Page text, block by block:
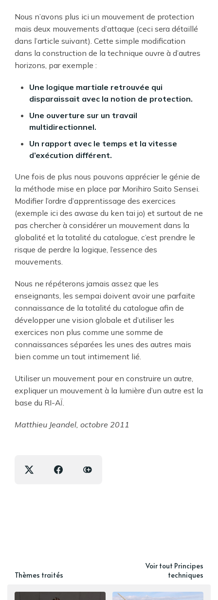
Nous n’avons plus ici un mouvement de protection
mais deux mouvements d’attaque (ceci sera détaillé
dans l’article suivant). Cette simple modification
dans la construction de la technique ouvre à d’autres
horizons, par exemple :
Une logique martiale retrouvée qui
disparaissait avec la notion de protection.
Une ouverture sur un travail
multidirectionnel.
Un rapport avec le temps et la vitesse
d’exécution différent.
Une fois de plus nous pouvons apprécier le génie de
la méthode mise en place par Morihiro Saito Sensei.
Modifier l’ordre d’apprentissage des exercices
(exemple ici des awase du ken tai jo) et surtout de ne
pas chercher à considérer un mouvement dans la
globalité et la totalité du catalogue, c’est prendre le
risque de perdre la logique, l’essence des
mouvements.
Nous ne répéterons jamais assez que les
enseignants, les sempai doivent avoir une parfaite
connaissance de la totalité du catalogue afin de
développer une vision globale et d’utiliser les
exercices non plus comme une somme de
connaissances séparées les unes des autres mais
bien comme un tout intimement lié.
Utiliser un mouvement pour en construire un autre,
expliquer un mouvement à la lumière d’un autre est la
base du RI-AÏ.
Matthieu Jeandel, octobre 2011
Thèmes traités
Voir tout Principes
techniques